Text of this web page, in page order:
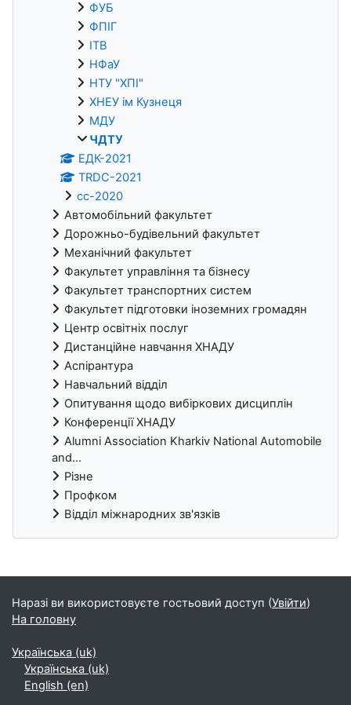
ФУБ
ФПІГ
ІТВ
НФаУ
НТУ "ХПІ"
ХНЕУ ім Кузнеця
МДУ
ЧДТУ
ЕДК-2021
TRDC-2021
cc-2020
Автомобільний факультет
Дорожньо-будівельний факультет
Механічний факультет
Факультет управління та бізнесу
Факультет транспортних систем
Факультет підготовки іноземних громадян
Центр освітніх послуг
Дистанційне навчання ХНАДУ
Аспірантура
Навчальний відділ
Опитування щодо вибіркових дисциплін
Конференції ХНАДУ
Alumni Association Kharkiv National Automobile
and...
Різне
Профком
Відділ міжнародних зв'язків
Блоки
Наразі ви використовуєте гостьовий доступ (Увійти)
На головну
Українська ‎(uk)‎
Українська ‎(uk)‎
English ‎(en)‎